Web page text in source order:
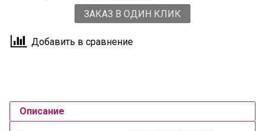
ЗАКАЗ В ОДИН КЛИК
Добавить в сравнение
Описание